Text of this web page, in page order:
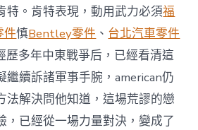
特。肯特表現，動用武力必須福
件慎Bentley零件 、 台北汽車零件
歷多年中東戰爭后，已經看清這
繼續訴諸軍事手腕，american仍
法解決問他知道，這場荒謬的戀
，已經從一場力量對決，變成了